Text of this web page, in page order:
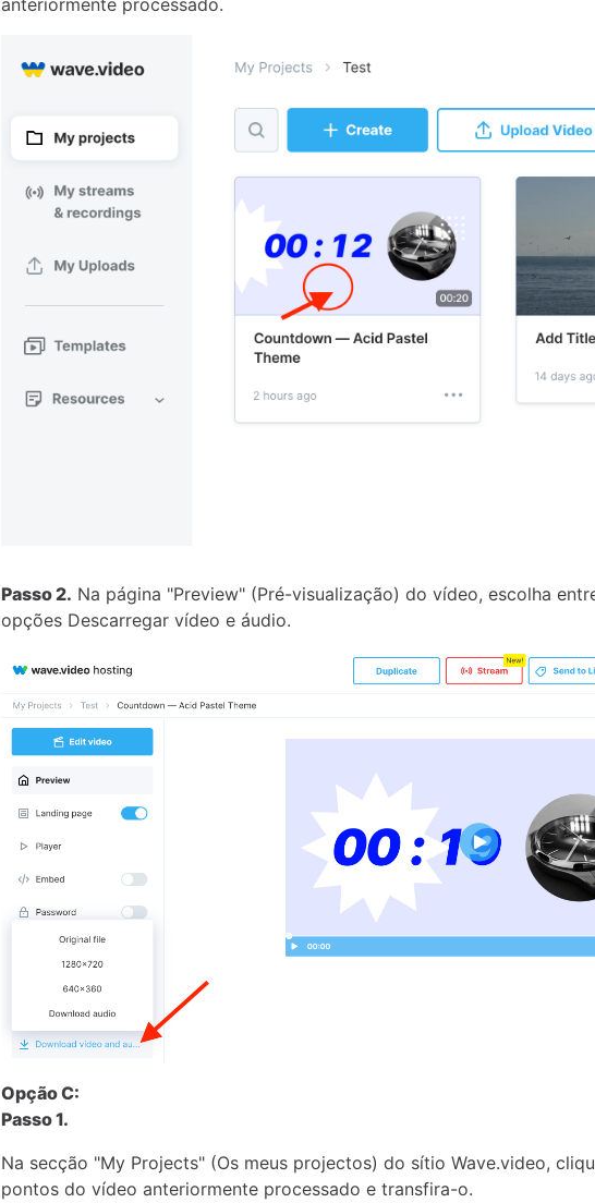
anteriormente processado.
Passo 2. Na página "Preview" (Pré-visualização) do vídeo, escolha
opções Descarregar vídeo e áudio.
Opção C:
Passo 1.
Na secção "My Projects" (Os meus projectos) do sítio Wave.video,
pontos do vídeo anteriormente processado e transfira-o.